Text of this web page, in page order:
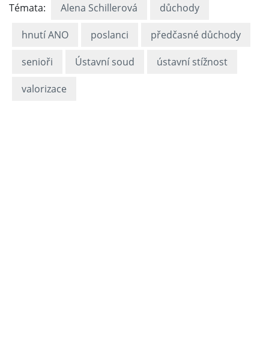
Témata: Alena Schillerová důchody
hnutí ANO poslanci předčasné důchody
senioři Ústavní soud ústavní stížnost
valorizace